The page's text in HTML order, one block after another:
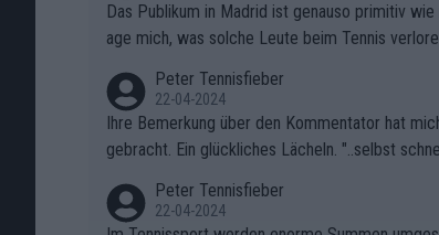
Das Publikum in Madrid ist genauso primitiv
age mich, was solche Leute beim Tennis
ben.
Peter Tennisfieber
22-04-2024
Ihre Bemerkung über den Kommentator hat
gebracht. Ein glückliches Lächeln. "..selbst
Peter Tennisfieber
22-04-2024